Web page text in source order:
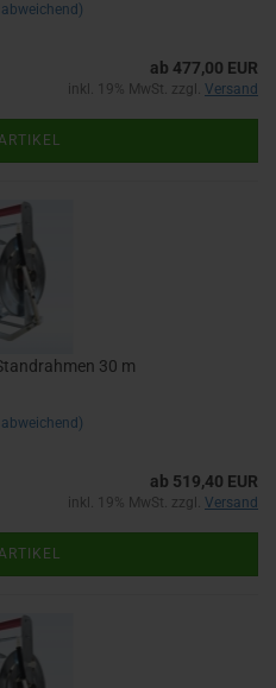
ab 477,00 EUR
inkl. 19% MwSt. zzgl. Versand
30 m
ab 519,40 EUR
inkl. 19% MwSt. zzgl. Versand